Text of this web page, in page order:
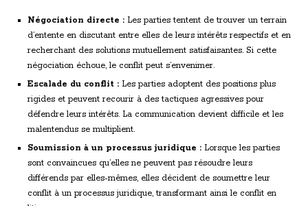
Négociation directe : Les parties tentent de trouver un terrain
d’entente en discutant entre elles de leurs intérêts respectifs et en
recherchant des solutions mutuellement satisfaisantes. Si cette
négociation échoue, le conflit peut s’envenimer.
Escalade du conflit : Les parties adoptent des positions plus
rigides et peuvent recourir à des tactiques agressives pour
défendre leurs intérêts. La communication devient difficile et les
malentendus se multiplient.
Soumission à un processus juridique : Lorsque les parties
sont convaincues qu’elles ne peuvent pas résoudre leurs
différends par elles-mêmes, elles décident de soumettre leur
conflit à un processus juridique, transformant ainsi le conflit en